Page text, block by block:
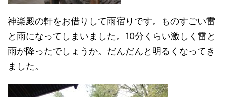
神楽殿の軒をお借りして雨宿りです。ものすごい雷
と雨になってしまいました。10分くらい激しく雷と
雨が降ったでしょうか。だんだんと明るくなってき
ました。